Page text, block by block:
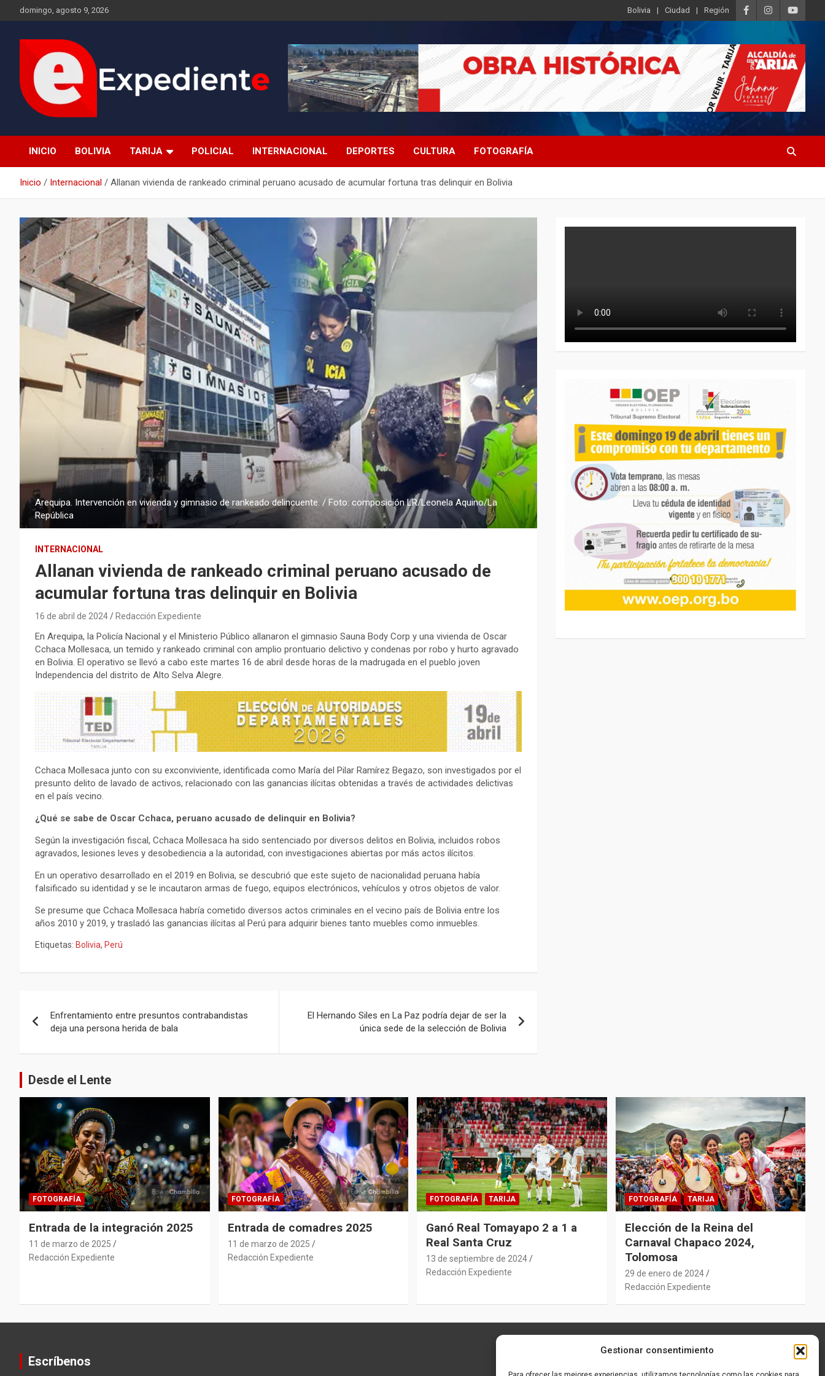
Gestionar consentimiento
al
domingo, agosto 9, 2026 Bolivia Ciudad Región
Expediente
INICIO BOLIVIA TARIJA POLICIAL INTERNACIONAL DEPORTES CULTURA FOTOGRAFÍA
Inicio Internacional Allanan vivienda de rankeado criminal peruano acusado de acumular fortuna tras delinquir en Bolivia
Arequipa. Intervención en vivienda y gimnasio de rankeado delincuente. / Foto: composición LR/Leonela Aquino/La
República
INTERNACIONAL
Allanan vivienda de rankeado criminal peruano acusado de
acumular fortuna tras delinquir en Bolivia
16 de abril de 2024 Redacción Expediente
En Arequipa, la Policía Nacional y el Ministerio Público allanaron el gimnasio Sauna Body Corp y una vivienda de Oscar
Cchaca Mollesaca, un temido y rankeado criminal con amplio prontuario delictivo y condenas por robo y hurto agravado
en Bolivia. El operativo se llevó a cabo este martes 16 de abril desde horas de la madrugada en el pueblo joven
Independencia del distrito de Alto Selva Alegre.
Cchaca Mollesaca junto con su exconviviente, identificada como María del Pilar Ramírez Begazo, son investigados por el
presunto delito de lavado de activos, relacionado con las ganancias ilícitas obtenidas a través de actividades delictivas
en el país vecino.
¿Qué se sabe de Oscar Cchaca, peruano acusado de delinquir en Bolivia?
Según la investigación fiscal, Cchaca Mollesaca ha sido sentenciado por diversos delitos en Bolivia, incluidos robos
agravados, lesiones leves y desobediencia a la autoridad, con investigaciones abiertas por más actos ilícitos.
En un operativo desarrollado en el 2019 en Bolivia, se descubrió que este sujeto de nacionalidad peruana había
falsificado su identidad y se le incautaron armas de fuego, equipos electrónicos, vehículos y otros objetos de valor.
Se presume que Cchaca Mollesaca habría cometido diversos actos criminales en el vecino país de Bolivia entre los
años 2010 y 2019, y trasladó las ganancias ilícitas al Perú para adquirir bienes tanto muebles como inmuebles.
Etiquetas: Bolivia, Perú
de
entradas
Enfrentamiento entre presuntos contrabandistas
deja una persona herida de bala
El Hernando Siles en La Paz podría dejar de ser la
única sede de la selección de Bolivia
Desde el Lente
FOTOGRAFÍA
Entrada de la integración 2025
11 de marzo de 2025
Redacción Expediente
FOTOGRAFÍA
Entrada de comadres 2025
11 de marzo de 2025
Redacción Expediente
FOTOGRAFÍA TARIJA
Ganó Real Tomayapo 2 a 1 a
Real Santa Cruz
13 de septiembre de 2024
Redacción Expediente
FOTOGRAFÍA TARIJA
Elección de la Reina del
Carnaval Chapaco 2024,
Tolomosa
29 de enero de 2024
Redacción Expediente
Escríbenos